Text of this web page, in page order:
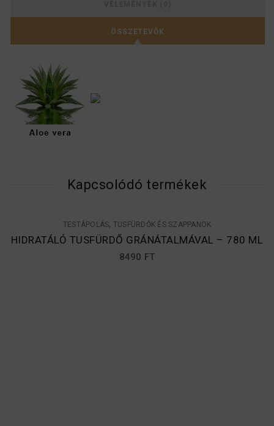
ÖSSZETEVŐK
Kapcsolódó termékek
TESTÁPOLÁS, TUSFÜRDŐK ÉS SZAPPANOK
HIDRATÁLÓ TUSFÜRDŐ GRÁNÁTALMÁVAL – 780 ML
8490 FT